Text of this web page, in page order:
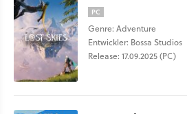
PC
Genre: Adventure
Entwickler: Bossa Studios
Release: 17.09.2025 (PC)